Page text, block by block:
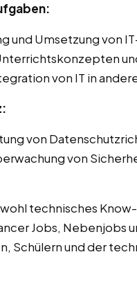
und Umsetzung von
von IT in
von
von
technisches
Jobs, Nebenjobs
Schülern und der